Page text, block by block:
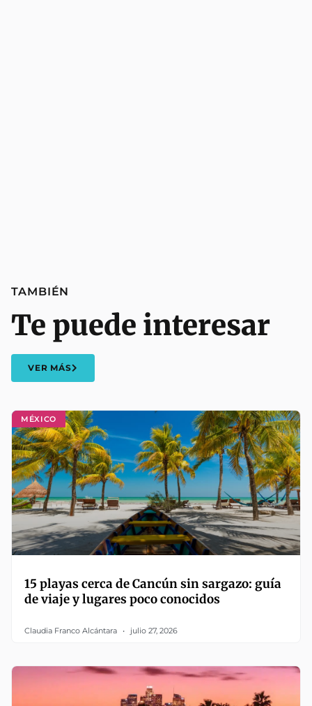
MÉXICO
15 playas cerca de Cancún sin sargazo: guía
de viaje y lugares poco conocidos
Claudia Franco Alcántara julio 27, 2026
TAMBIÉN
Te puede interesar
VER MÁS